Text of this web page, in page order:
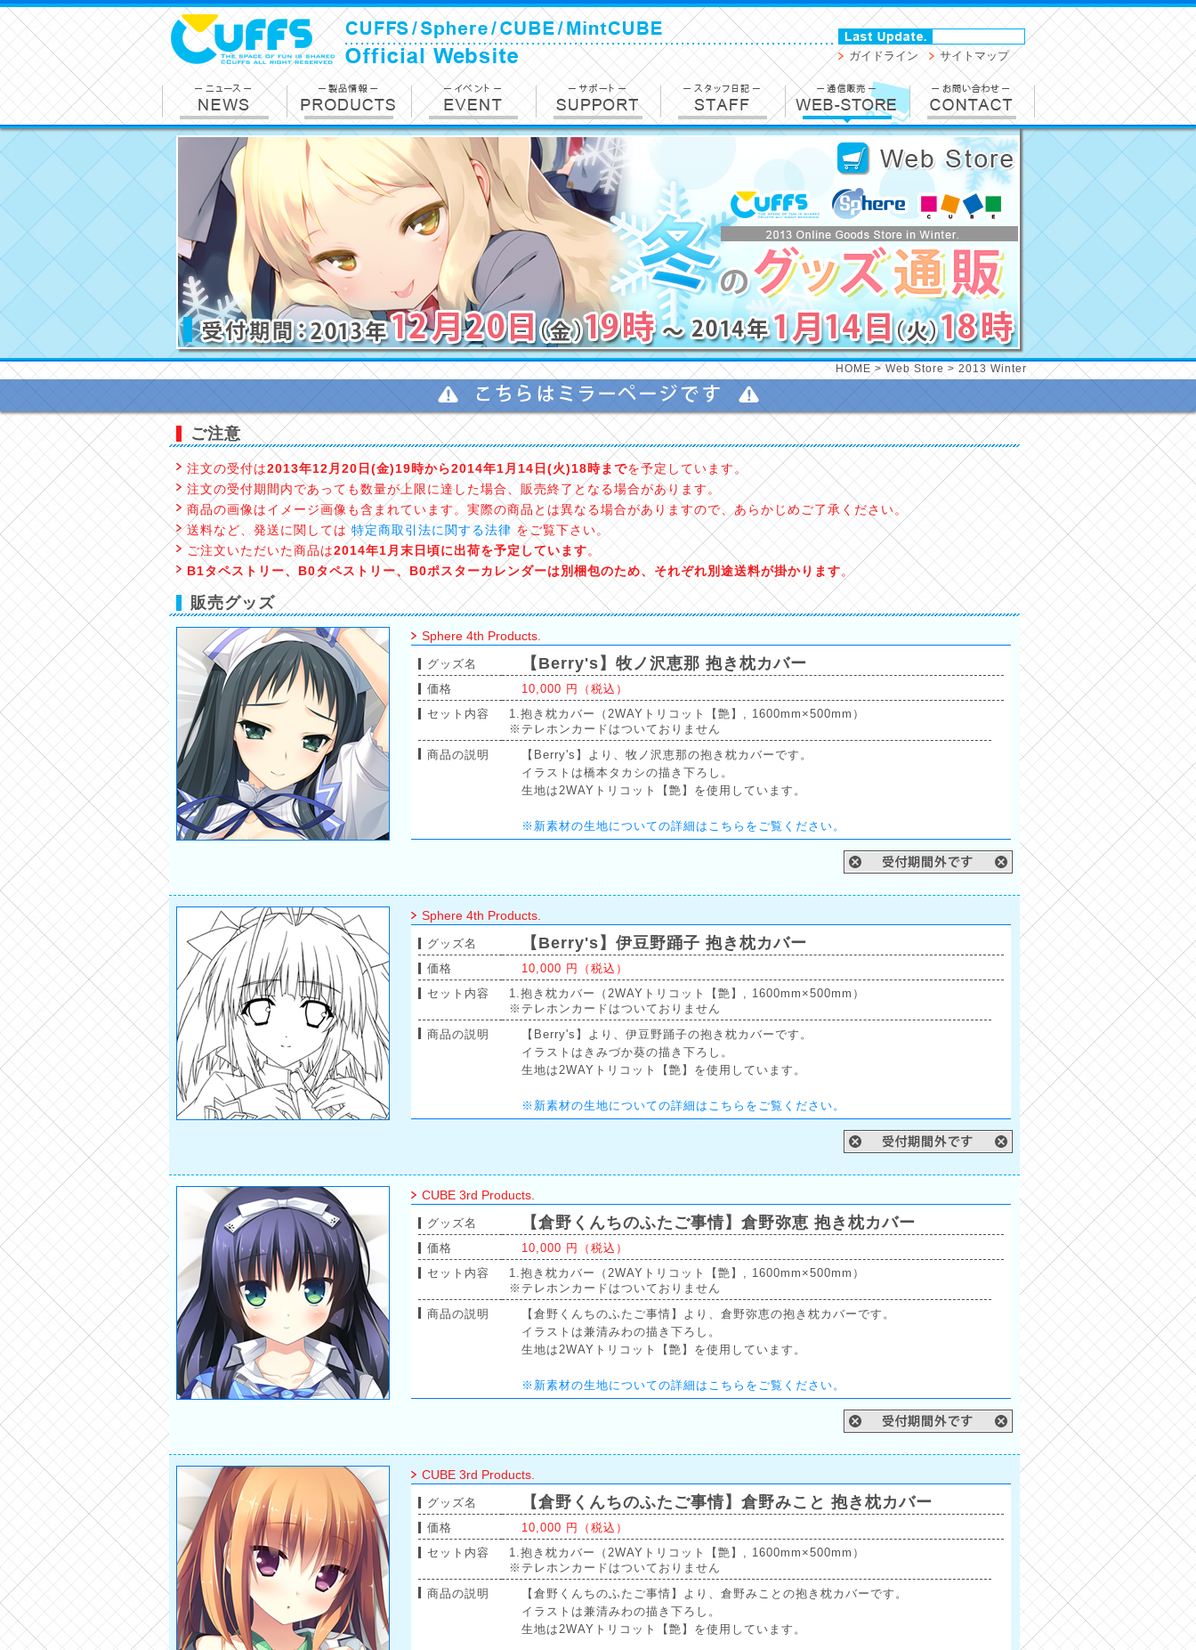
ガイドライン サイトマップ
HOME > Web Store > 2013 Winter
ご注意
注文の受付は2013年12月20日(金)19時から2014年1月14日(火)18時までを予定しています。
注文の受付期間内であっても数量が上限に達した場合、販売終了となる場合があります。
商品の画像はイメージ画像も含まれています。実際の商品とは異なる場合がありますので、あらかじめご了承ください。
送料など、発送に関しては特定商取引法に関する法律 をご覧下さい。
ご注文いただいた商品は2014年1月末日頃に出荷を予定しています。
B1タペストリー、B0タペストリー、B0ポスターカレンダーは別梱包のため、それぞれ別途送料が掛かります。
販売グッズ
Sphere 4th Products.
グッズ名
価格
セット内容
商品の説明
【Berry's】牧ノ沢恵那 抱き枕カバー
10,000 円（税込）
1.抱き枕カバー（2WAYトリコット【艶】, 1600mm×500mm）
※テレホンカードはついておりません
【Berry's】より、牧ノ沢恵那の抱き枕カバーです。
イラストは橋本タカシの描き下ろし。
生地は2WAYトリコット【艶】を使用しています。
※新素材の生地についての詳細はこちらをご覧ください。
Sphere 4th Products.
グッズ名
価格
セット内容
商品の説明
【Berry's】伊豆野踊子 抱き枕カバー
10,000 円（税込）
1.抱き枕カバー（2WAYトリコット【艶】, 1600mm×500mm）
※テレホンカードはついておりません
【Berry's】より、伊豆野踊子の抱き枕カバーです。
イラストはきみづか葵の描き下ろし。
生地は2WAYトリコット【艶】を使用しています。
※新素材の生地についての詳細はこちらをご覧ください。
CUBE 3rd Products.
グッズ名
価格
セット内容
商品の説明
【倉野くんちのふたご事情】倉野弥恵 抱き枕カバー
10,000 円（税込）
1.抱き枕カバー（2WAYトリコット【艶】, 1600mm×500mm）
※テレホンカードはついておりません
【倉野くんちのふたご事情】より、倉野弥恵の抱き枕カバーです。
イラストは兼清みわの描き下ろし。
生地は2WAYトリコット【艶】を使用しています。
※新素材の生地についての詳細はこちらをご覧ください。
CUBE 3rd Products.
グッズ名
価格
セット内容
商品の説明
【倉野くんちのふたご事情】倉野みこと 抱き枕カバー
10,000 円（税込）
1.抱き枕カバー（2WAYトリコット【艶】, 1600mm×500mm）
※テレホンカードはついておりません
【倉野くんちのふたご事情】より、倉野みことの抱き枕カバーです。
イラストは兼清みわの描き下ろし。
生地は2WAYトリコット【艶】を使用しています。